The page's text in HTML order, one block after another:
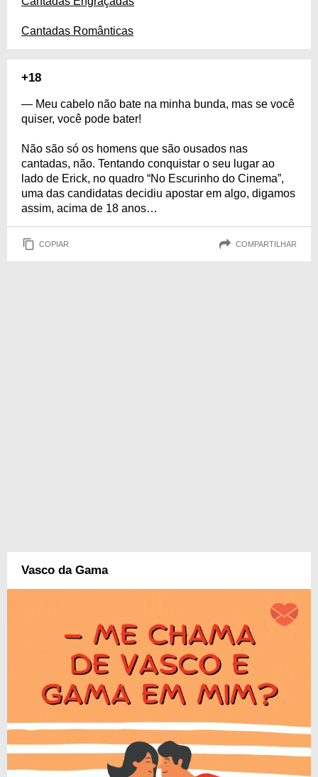
Cantadas Românticas
+18
— Meu cabelo não bate na minha bunda, mas se você
quiser, você pode bater!
Não são só os homens que são ousados nas
cantadas, não. Tentando conquistar o seu lugar ao
lado de Erick, no quadro “No Escurinho do Cinema”,
uma das candidatas decidiu apostar em algo, digamos
assim, acima de 18 anos…
COPIAR COMPARTILHAR
Vasco da Gama